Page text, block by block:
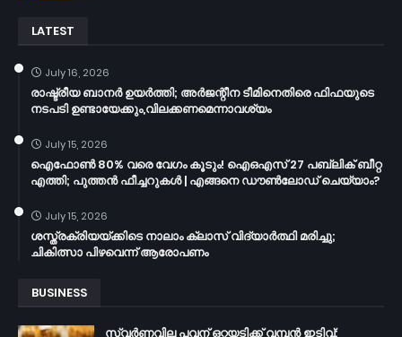
LATEST
July 16, 2026
രാഷ്ട്രീയ ബാനർ ഉയർത്തി; അർജന്റീന ടീമിനെതിരെ ഫിഫയുടെ
നടപടി ഉണ്ടായേക്കും,വിലക്കണമെന്നാവശ്യം
July 15, 2026
ഐഫോൺ 80% വരെ വേഗം കൂടും! ഐഒഎസ് 27 പബ്ലിക് ബീറ്റ
എത്തി; പുത്തൻ ഫീച്ചറുകൾ | എങ്ങനെ ഡൗൺലോഡ് ചെയ്യാം?
July 15, 2026
ശസ്ത്രക്രിയയ്ക്കിടെ നാലാം ക്ലാസ് വിദ്യാർത്ഥി മരിച്ചു;
ചികിത്സാ പിഴവെന്ന് ആരോപണം
BUSINESS
സ്വർണവില പവന് ഒറ്റയടിക്ക് വമ്പൻ ഇടിവ്;